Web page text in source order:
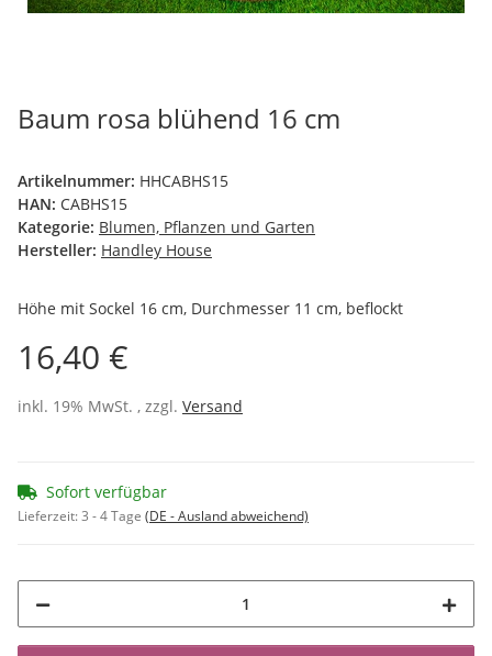
Baum rosa blühend 16 cm
Artikelnummer: HHCABHS15
HAN: CABHS15
Kategorie: Blumen, Pflanzen und Garten
Hersteller: Handley House
Höhe mit Sockel 16 cm, Durchmesser 11 cm, beflockt
16,40 €
inkl. 19% MwSt. , zzgl. Versand
Sofort verfügbar
Lieferzeit:3 - 4 Tage (DE - Ausland abweichend)